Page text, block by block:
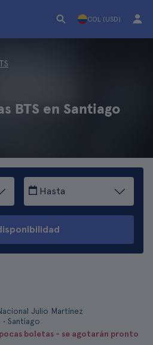
COL (USD)
BTS en Santiago
Hasta
Julio Martínez
• Santiago
boletas - se agotarán pronto